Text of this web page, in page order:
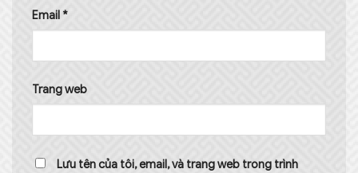
Email *
Trang web
Lưu tên của tôi, email, và trang web trong trình